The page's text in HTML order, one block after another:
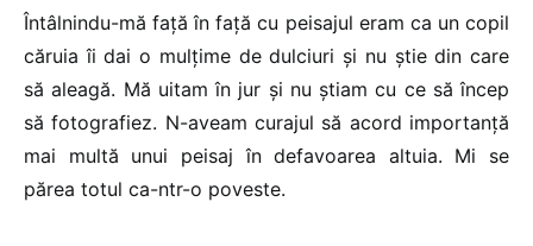
Întâlnindu-mă față în față cu peisajul eram ca un copil
căruia îi dai o mulțime de dulciuri și nu știe din care
să aleagă. Mă uitam în jur și nu știam cu ce să încep
să fotografiez. N-aveam curajul să acord importanță
mai multă unui peisaj în defavoarea altuia. Mi se
părea totul ca-ntr-o poveste.